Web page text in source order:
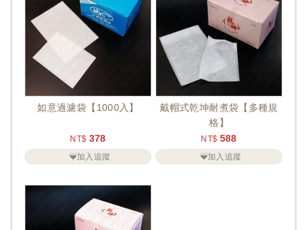
如意過濾袋【1000入】
NT$ 378
加入追蹤
戴帽式乾坤耐煮袋【多種規
格】
NT$ 588
加入追蹤